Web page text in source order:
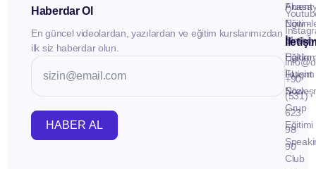
Haberdar Ol
En güncel videolardan, yazılardan ve eğitim kurslarımızdan
ilk siz haberdar olun.
HABER AL
İletişim
Fluent
Now -
Birebir
Eğitim
Fluent
Now -
Grup
Eğitimi
Club
+90
(531)
623
98
90